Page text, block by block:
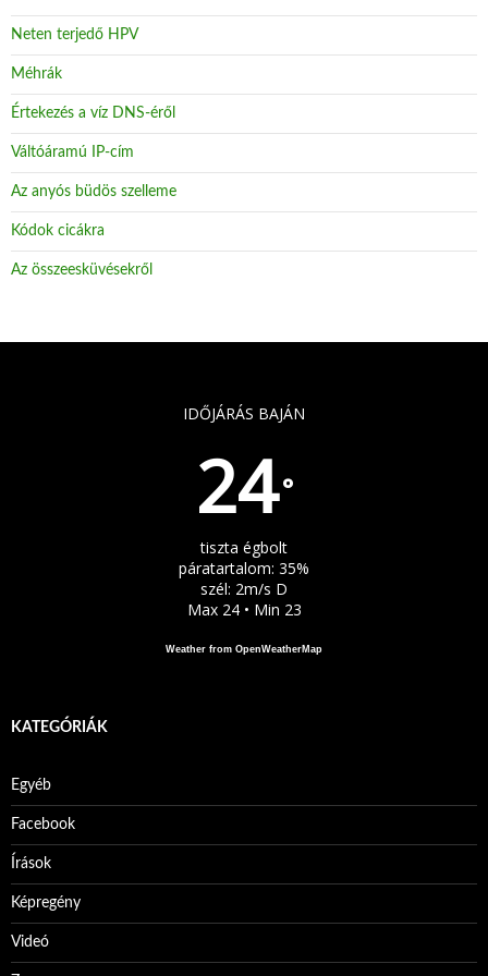
Neten terjedő HPV
Méhrák
Értekezés a víz DNS-éről
Váltóáramú IP-cím
Az anyós büdös szelleme
Kódok cicákra
Az összeesküvésekről
IDŐJÁRÁS BAJÁN
24°
tiszta égbolt
páratartalom: 35%
szél: 2m/s D
Max 24 • Min 23
Weather from OpenWeatherMap
KATEGÓRIÁK
Egyéb
Facebook
Írások
Képregény
Videó